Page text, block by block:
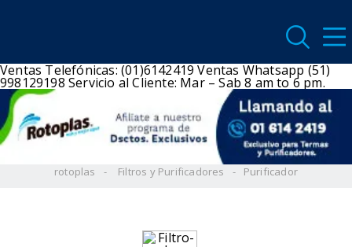
Ventas Telefónicas: (01)6142419 Ventas Whatsapp (51)
998129198 Servicio al Cliente: Mar – Sab 8 am to 6 pm.
rotoplas Filtros y Purificadores Purificador